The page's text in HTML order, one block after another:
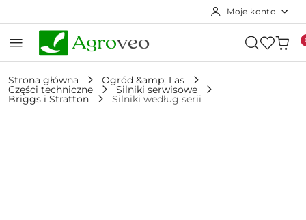
Moje konto
Strona główna Ogród &amp; Las
Części techniczne Silniki serwisowe
Briggs i Stratton Silniki według serii